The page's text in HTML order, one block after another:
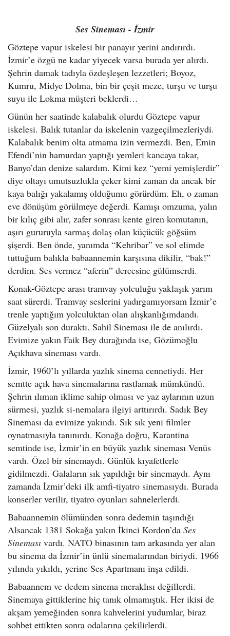
Ses Sineması - İzmir
Göztepe vapur iskelesi bir panayır yerini andırırdı.
İzmir’e özgü ne kadar yiyecek varsa burada yer alırdı.
Şehrin damak tadıyla özdeşleşen lezzetleri; Boyoz,
Kumru, Midye Dolma, bin bir çeşit meze, turşu ve turşu
suyu ile Lokma müşteri beklerdi…
Günün her saatinde kalabalık olurdu Göztepe vapur
iskelesi. Balık tutanlar da iskelenin vazgeçilmezleriydi.
Kalabalık benim olta atmama izin vermezdi. Ben, Emin
Efendi’nin hamurdan yaptığı yemleri kancaya takar,
Banyo’dan denize salardım. Kimi kez “yemi yemişlerdir”
diye oltayı umutsuzlukla çeker kimi zaman da ancak bir
kaya balığı yakalamış olduğumu görürdüm. Eh, o zaman
eve dönüşüm görülmeye değerdi. Kamışı omzuma, yalın
bir kılıç gibi alır, zafer sonrası kente giren komutanın,
aşırı gururuyla sarmaş dolaş olan küçücük göğsüm
şişerdi. Ben önde, yanımda “Kehribar” ve sol elimde
tuttuğum balıkla babaannemin karşısına dikilir, “bak!”
derdim. Ses vermez “aferin” dercesine gülümserdi.
Konak-Göztepe arası tramvay yolculuğu yaklaşık yarım
saat sürerdi. Tramvay seslerini yadırgamıyorsam İzmir’e
trenle yaptığım yolculuktan olan alışkanlığımdandı.
Güzelyalı son duraktı. Sahil Sineması ile de anılırdı.
Evimize yakın Faik Bey durağında ise, Gözümoğlu
Açıkhava sineması vardı.
İzmir, 1960’lı yıllarda yazlık sinema cennetiydi. Her
semtte açık hava sinemalarına rastlamak mümkündü.
Şehrin ılıman iklime sahip olması ve yaz aylarının uzun
sürmesi, yazlık si-nemalara ilgiyi arttırırdı. Sadık Bey
Sineması da evimize yakındı. Sık sık yeni filmler
oynatmasıyla tanınırdı. Konağa doğru, Karantina
semtinde ise, İzmir’in en büyük yazlık sineması Venüs
vardı. Özel bir sinemaydı. Günlük kıyafetlerle
gidilmezdi. Galaların sık yapıldığı bir sinemaydı. Aynı
zamanda İzmir’deki ilk amfi-tiyatro sinemasıydı. Burada
konserler verilir, tiyatro oyunları sahnelerlerdi.
Babaannemin ölümünden sonra dedemin taşındığı
Alsancak 1381 Sokağa yakın İkinci Kordon’da Ses
Sineması vardı. NATO binasının tam arkasında yer alan
bu sinema da İzmir’in ünlü sinemalarından biriydi. 1966
yılında yıkıldı, yerine Ses Apartmanı inşa edildi.
Babaannem ve dedem sinema meraklısı değillerdi.
Sinemaya gittiklerine hiç tanık olmamıştık. Her ikisi de
akşam yemeğinden sonra kahvelerini yudumlar, biraz
sohbet ettikten sonra odalarına çekilirlerdi.